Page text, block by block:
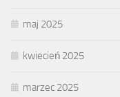
maj 2025
kwiecień 2025
marzec 2025